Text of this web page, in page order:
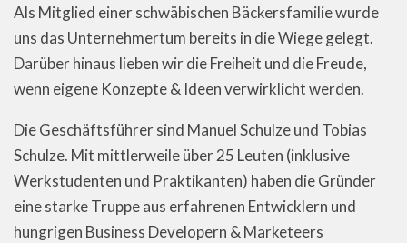
Als Mitglied einer schwäbischen Bäckersfamilie wurde
uns das Unternehmertum bereits in die Wiege gelegt.
Darüber hinaus lieben wir die Freiheit und die Freude,
wenn eigene Konzepte & Ideen verwirklicht werden.
Die Geschäftsführer sind Manuel Schulze und Tobias
Schulze. Mit mittlerweile über 25 Leuten (inklusive
Werkstudenten und Praktikanten) haben die Gründer
eine starke Truppe aus erfahrenen Entwicklern und
hungrigen Business Developern & Marketeers